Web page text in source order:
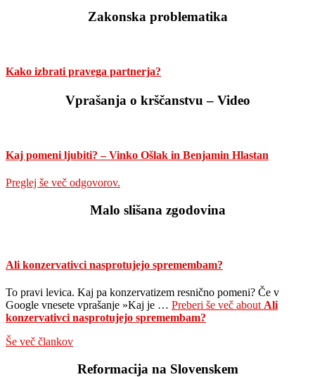
Zakonska problematika
Kako izbrati pravega partnerja?
Vprašanja o krščanstvu – Video
Kaj pomeni ljubiti? – Vinko Ošlak in Benjamin Hlastan
Preglej še več odgovorov.
Malo slišana zgodovina
Ali konzervativci nasprotujejo spremembam?
To pravi levica. Kaj pa konzervatizem resnično pomeni? Če v
Google vnesete vprašanje »Kaj je … Preberi še več about Ali
konzervativci nasprotujejo spremembam?
Še več člankov
Reformacija na Slovenskem